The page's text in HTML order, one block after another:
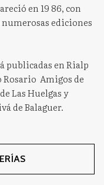
en 19 86, con
ediciones
publicadas en Rialp
Rosario  Amigos de
de Las Huelgas y
de Balaguer.